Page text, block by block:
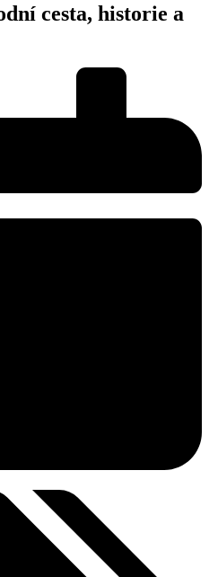
cesta, historie a